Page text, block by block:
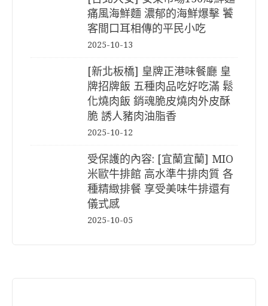
痛風海鮮麵 濃郁的海鮮爆擊 饕
客間口耳相傳的平民小吃
2025-10-13
[新北板橋] 皇牌正港味餐廳 皇
牌招牌飯 五種肉品吃好吃滿 鬆
化燒肉飯 銷魂脆皮燒肉外皮酥
脆 誘人豬肉油脂香
2025-10-12
受保護的內容: [宜蘭宜蘭] MIO
米歐牛排館 高水準牛排肉質 各
種精緻排餐 享受美味牛排還有
儀式感
2025-10-05